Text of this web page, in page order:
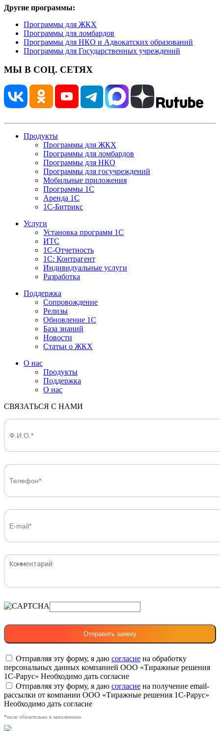
Другие программы:
Программы для ЖКХ
Программы для ломбардов
Программы для НКО и Адвокатских образований
Программы для Государственных учреждений
МЫ В СОЦ. СЕТЯХ
Продукты
Программы для ЖКХ
Программы для ломбардов
Программы для НКО
Программы для госучреждений
Мобильные приложения
Программы 1С
Аренда 1С
1С-Битрикс
Услуги
Установка программ 1С
ИТС
1С-Отчетность
1С: Контрагент
Индивидуальные услуги
Разработка
Поддержка
Сопровождение
Релизы
Обновление 1С
База знаний
Новости
Статьи о ЖКХ
О нас
Продукты
Поддержка
О нас
СВЯЗАТЬСЯ С НАМИ
Отправляя эту форму, я даю согласие на обработку
персональных данных компанией ООО «Тиражные решения
1С-Рарус» Необходимо дать согласие
Отправляя эту форму, я даю согласие на получение email-
рассылки от компании ООО «Тиражные решения 1С-Рарус»
Необходимо дать согласие
*поле обязательно к заполнению